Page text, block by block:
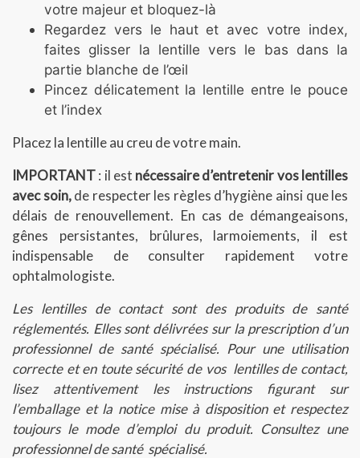
votre majeur et bloquez-là
Regardez vers le haut et avecvotre index,
faites glisser la lentille vers le bas dans la
partie blanche de l’œil
Pincez délicatement la lentille entre le pouce
et l’index
Placezla lentilleau creu devotremain.
IMPORTANT: il est nécessaired’entretenirvoslentilles
avecsoin,de respecterles règles d’hygiène ainsi queles
délais de renouvellement. En cas de démangeaisons,
gênes persistantes, brûlures, larmoiements, il est
indispensable de consulter rapidement votre
ophtalmologiste.
Les lentilles de contact sont des produits de santé
réglementés. Ellessontdélivrées surla prescription d’un
professionnel de santé spécialisé. Pour une utilisation
correcte eten toutesécurité de vos lentillesde contact,
lisez attentivement les instructions figurant sur
l’emballage et la notice mise à disposition et respectez
toujours le mode d’emploi du produit. Consultez une
professionneldesanté spécialisé.